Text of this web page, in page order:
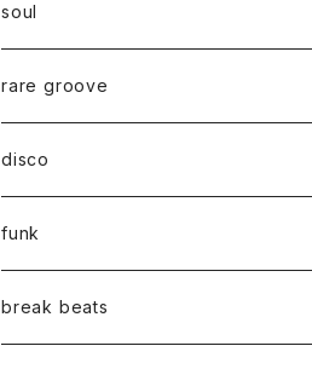
soul
rare groove
disco
funk
break beats